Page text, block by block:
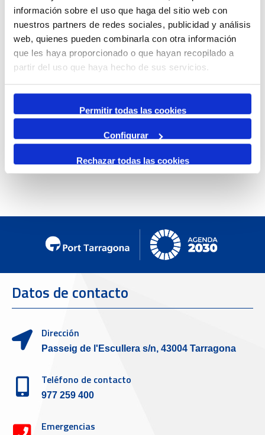
información sobre el uso que haga del sitio web con
nuestros partners de redes sociales, publicidad y análisis
web, quienes pueden combinarla con otra información
que les haya proporcionado o que hayan recopilado a
partir del uso que haya hecho de sus servicios.
Permitir todas las cookies
Configurar
Rechazar todas las cookies
Mensual
Ir al mes específico
Día Anterior
Siguiente Día
Datos de contacto
Dirección
Passeig de l'Escullera s/n, 43004 Tarragona
Teléfono de contacto
977 259 400
Emergencias